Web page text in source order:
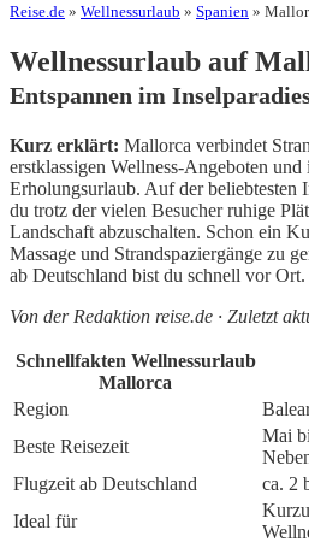
Reise.de » Wellnessurlaub » Spanien »
Wellnessurlaub auf
Entspannen im
Kurz erklärt: Mallorca verbindet
erstklassigen Wellness-Angeboten
Erholungsurlaub. Auf der beliebtesten
du trotz der vielen Besucher ruhige
Landschaft abzuschalten. Schon ein
Massage und Strandspaziergänge zu
ab Deutschland bist du schnell vor Ort.
Von der Redaktion reise.de · Zuletzt
Schnellfakten Wellnessurlaub
Mallorca
Region
Beste Reisezeit
Mai
Flugzeit ab Deutschland
ca. 2
Ideal für